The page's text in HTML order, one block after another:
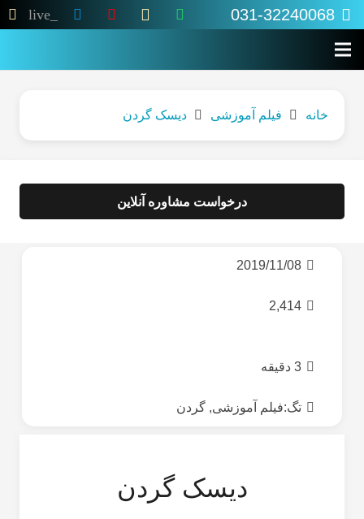
031-32240068
live_tv
خانه فیلم آموزشی دیسک گردن
درخواست مشاوره آنلاین
2019/11/08
2,414
3 دقیقه
تگ:فیلم آموزشی,گردن
دیسک گردن